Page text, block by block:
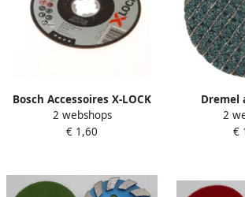
Bosch Accessoires X-LOCK
Slijpschijf Expert for Metal
125x1.6x22.23mm recht 1
2 webshops
€ 1,60
Dremel
32 mm |
2
€